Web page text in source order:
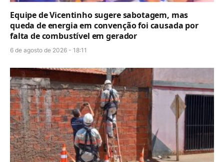
Equipe de Vicentinho sugere sabotagem, mas
queda de energia em convenção foi causada por
falta de combustível em gerador
6 de agosto de 2026 - 18:11